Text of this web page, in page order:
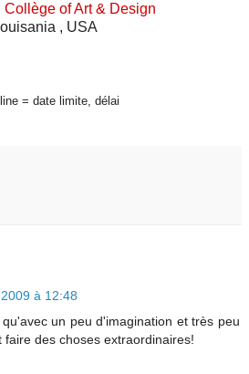
Collège of Art & Design
, USA
= date limite, délai
à 12:48
un peu d'imagination et très peu
faire des choses extraordinaires!